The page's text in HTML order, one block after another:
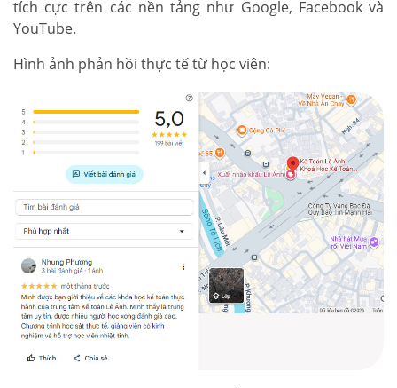
tích cực trên các nền tảng như Google, Facebook và
YouTube.
Hình ảnh phản hồi thực tế từ học viên: